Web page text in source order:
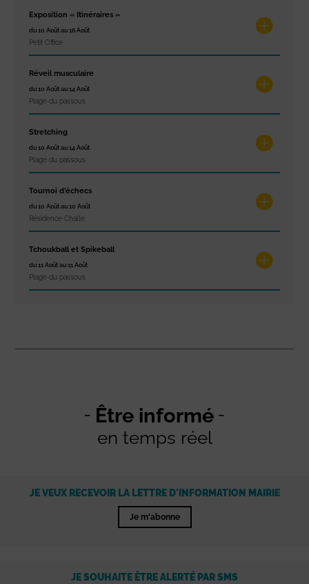
Exposition « Itinéraires »
du 10 Août au 16 Août
Petit Office
Réveil musculaire
du 10 Août au 14 Août
Plage du passous
Stretching
du 10 Août au 14 Août
Plage du passous
Tournoi d’échecs
du 10 Août au 10 Août
Résidence Challe
Tchoukball et Spikeball
du 11 Août au 11 Août
Plage du passous
Être informé
en temps réel
JE VEUX RECEVOIR LA LETTRE D'INFORMATION MAIRIE
Je m'abonne
JE SOUHAITE ÊTRE ALERTÉ PAR SMS